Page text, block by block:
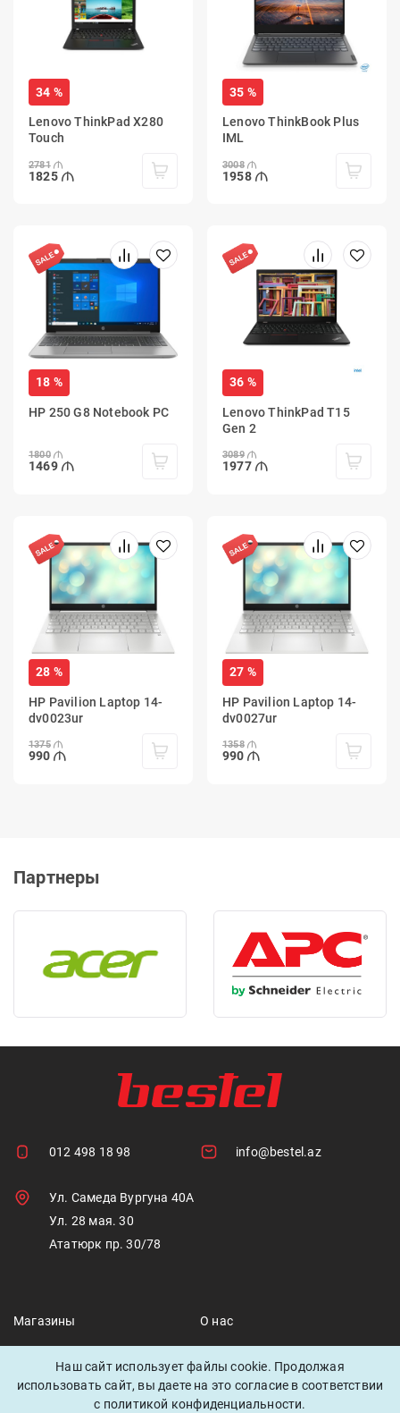
Наш сайт использует файлы cookie. Продолжая
использовать сайт, вы даете на это согласие в соответствии
с политикой конфиденциальности.
34 %
Lenovo ThinkPad X280
Touch
2781
1825
35 %
Lenovo ThinkBook Plus
IML
3008
1958
18 %
HP 250 G8 Notebook PC
1800
1469
36 %
Lenovo ThinkPad T15
Gen 2
3089
1977
28 %
HP Pavilion Laptop 14-
dv0023ur
1375
990
27 %
HP Pavilion Laptop 14-
dv0027ur
1358
990
Партнеры
012 498 18 98 info@bestel.az
Ул. Самеда Вургуна 40А
Ул. 28 мая. 30
Ататюрк пр. 30/78
Магазины О нас
Скидки